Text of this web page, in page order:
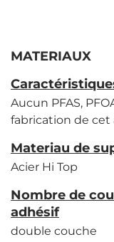
MATERIAUX
Aucun PFAS,
fabrication de cet
Materiau de
Acier Hi Top
Nombre de
adhésif
double couche